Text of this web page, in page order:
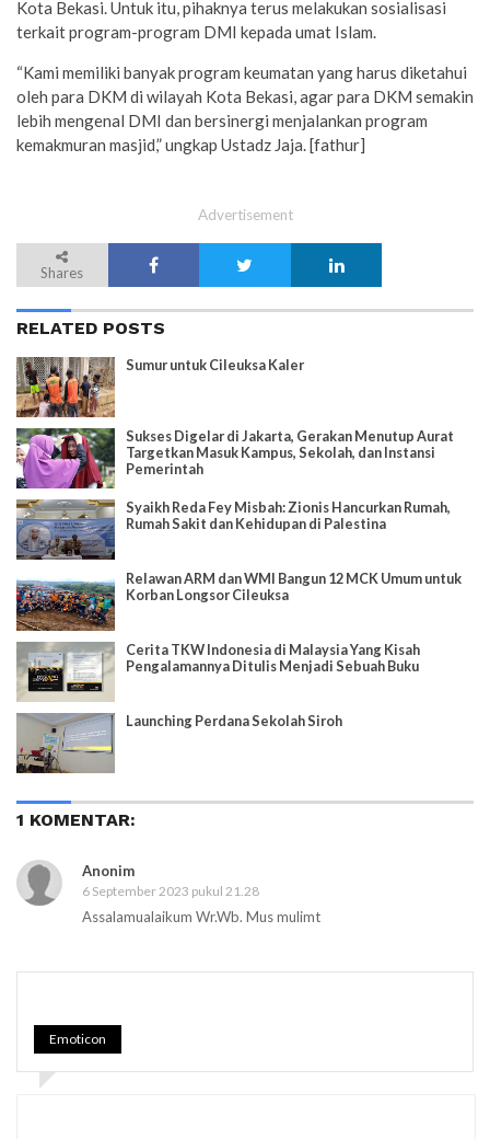
Kota Bekasi. Untuk itu, pihaknya terus melakukan sosialisasi
terkait program-program DMI kepada umat Islam.
“Kami memiliki banyak program keumatan yang harus diketahui
oleh para DKM di wilayah Kota Bekasi, agar para DKM semakin
lebih mengenal DMI dan bersinergi menjalankan program
kemakmuran masjid,” ungkap Ustadz Jaja. [fathur]
Advertisement
Shares
RELATED POSTS
Sumur untuk Cileuksa Kaler
Sukses Digelar di Jakarta, Gerakan Menutup Aurat
Targetkan Masuk Kampus, Sekolah, dan Instansi
Pemerintah
Syaikh Reda Fey Misbah: Zionis Hancurkan Rumah,
Rumah Sakit dan Kehidupan di Palestina
Relawan ARM dan WMI Bangun 12 MCK Umum untuk
Korban Longsor Cileuksa
Cerita TKW Indonesia di Malaysia Yang Kisah
Pengalamannya Ditulis Menjadi Sebuah Buku
Launching Perdana Sekolah Siroh
1 KOMENTAR:
Anonim
6 September 2023 pukul 21.28
Assalamualaikum Wr.Wb. Mus mulimt
Emoticon